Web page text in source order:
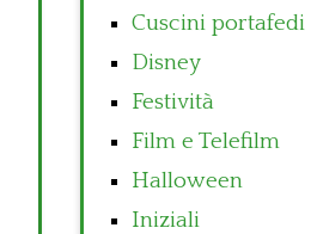
Cuscini portafedi
Disney
Festività
Film e Telefilm
Halloween
Iniziali